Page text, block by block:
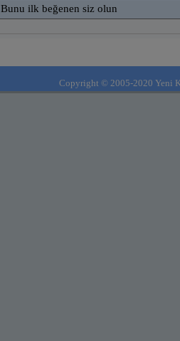
Bunu ilk beğenen siz olun
Copyright © 2005-2020 Yeni